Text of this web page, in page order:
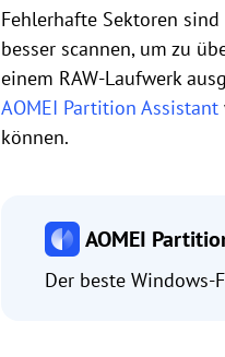
Fehlerhafte Sektoren
besser scannen, um zu
einem RAW-Laufwerk
AOMEI Partition Assistant
können.
AOMEI
Der beste